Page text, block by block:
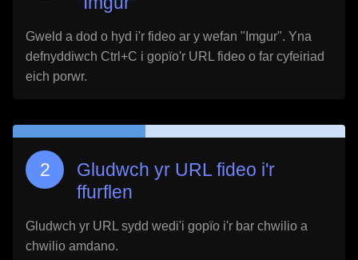
Gweld a dod o hyd i'r fideo ar y wefan " Imgur". Yna
defnyddiwch Ctrl+C i gopïo'r URL fideo o far cyfeiriad
eich porwr.
Gludwch yr URL fideo i'r
ffurflen
Gludwch yr URL sydd wedi'i gopïo i'r bar chwilio a
chwilio amdano.